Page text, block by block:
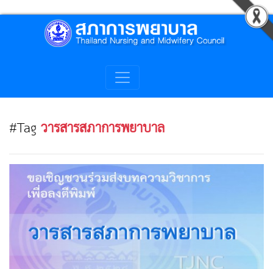
#Tagวารสารสภาการพยาบาล